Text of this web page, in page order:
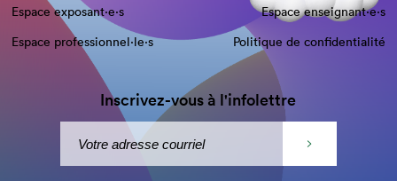
Espace exposant·e⋅s
Espace enseignant·e⋅s
Espace professionnel·le⋅s
Politique de confidentialité
Inscrivez-vous à l'infolettre